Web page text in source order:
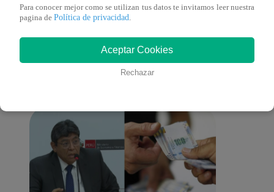
También te puede
interesar
Para conocer mejor como se utilizan tus datos te invitamos leer nuestra
pagina de Política de privacidad.
Aceptar Cookies
Rechazar